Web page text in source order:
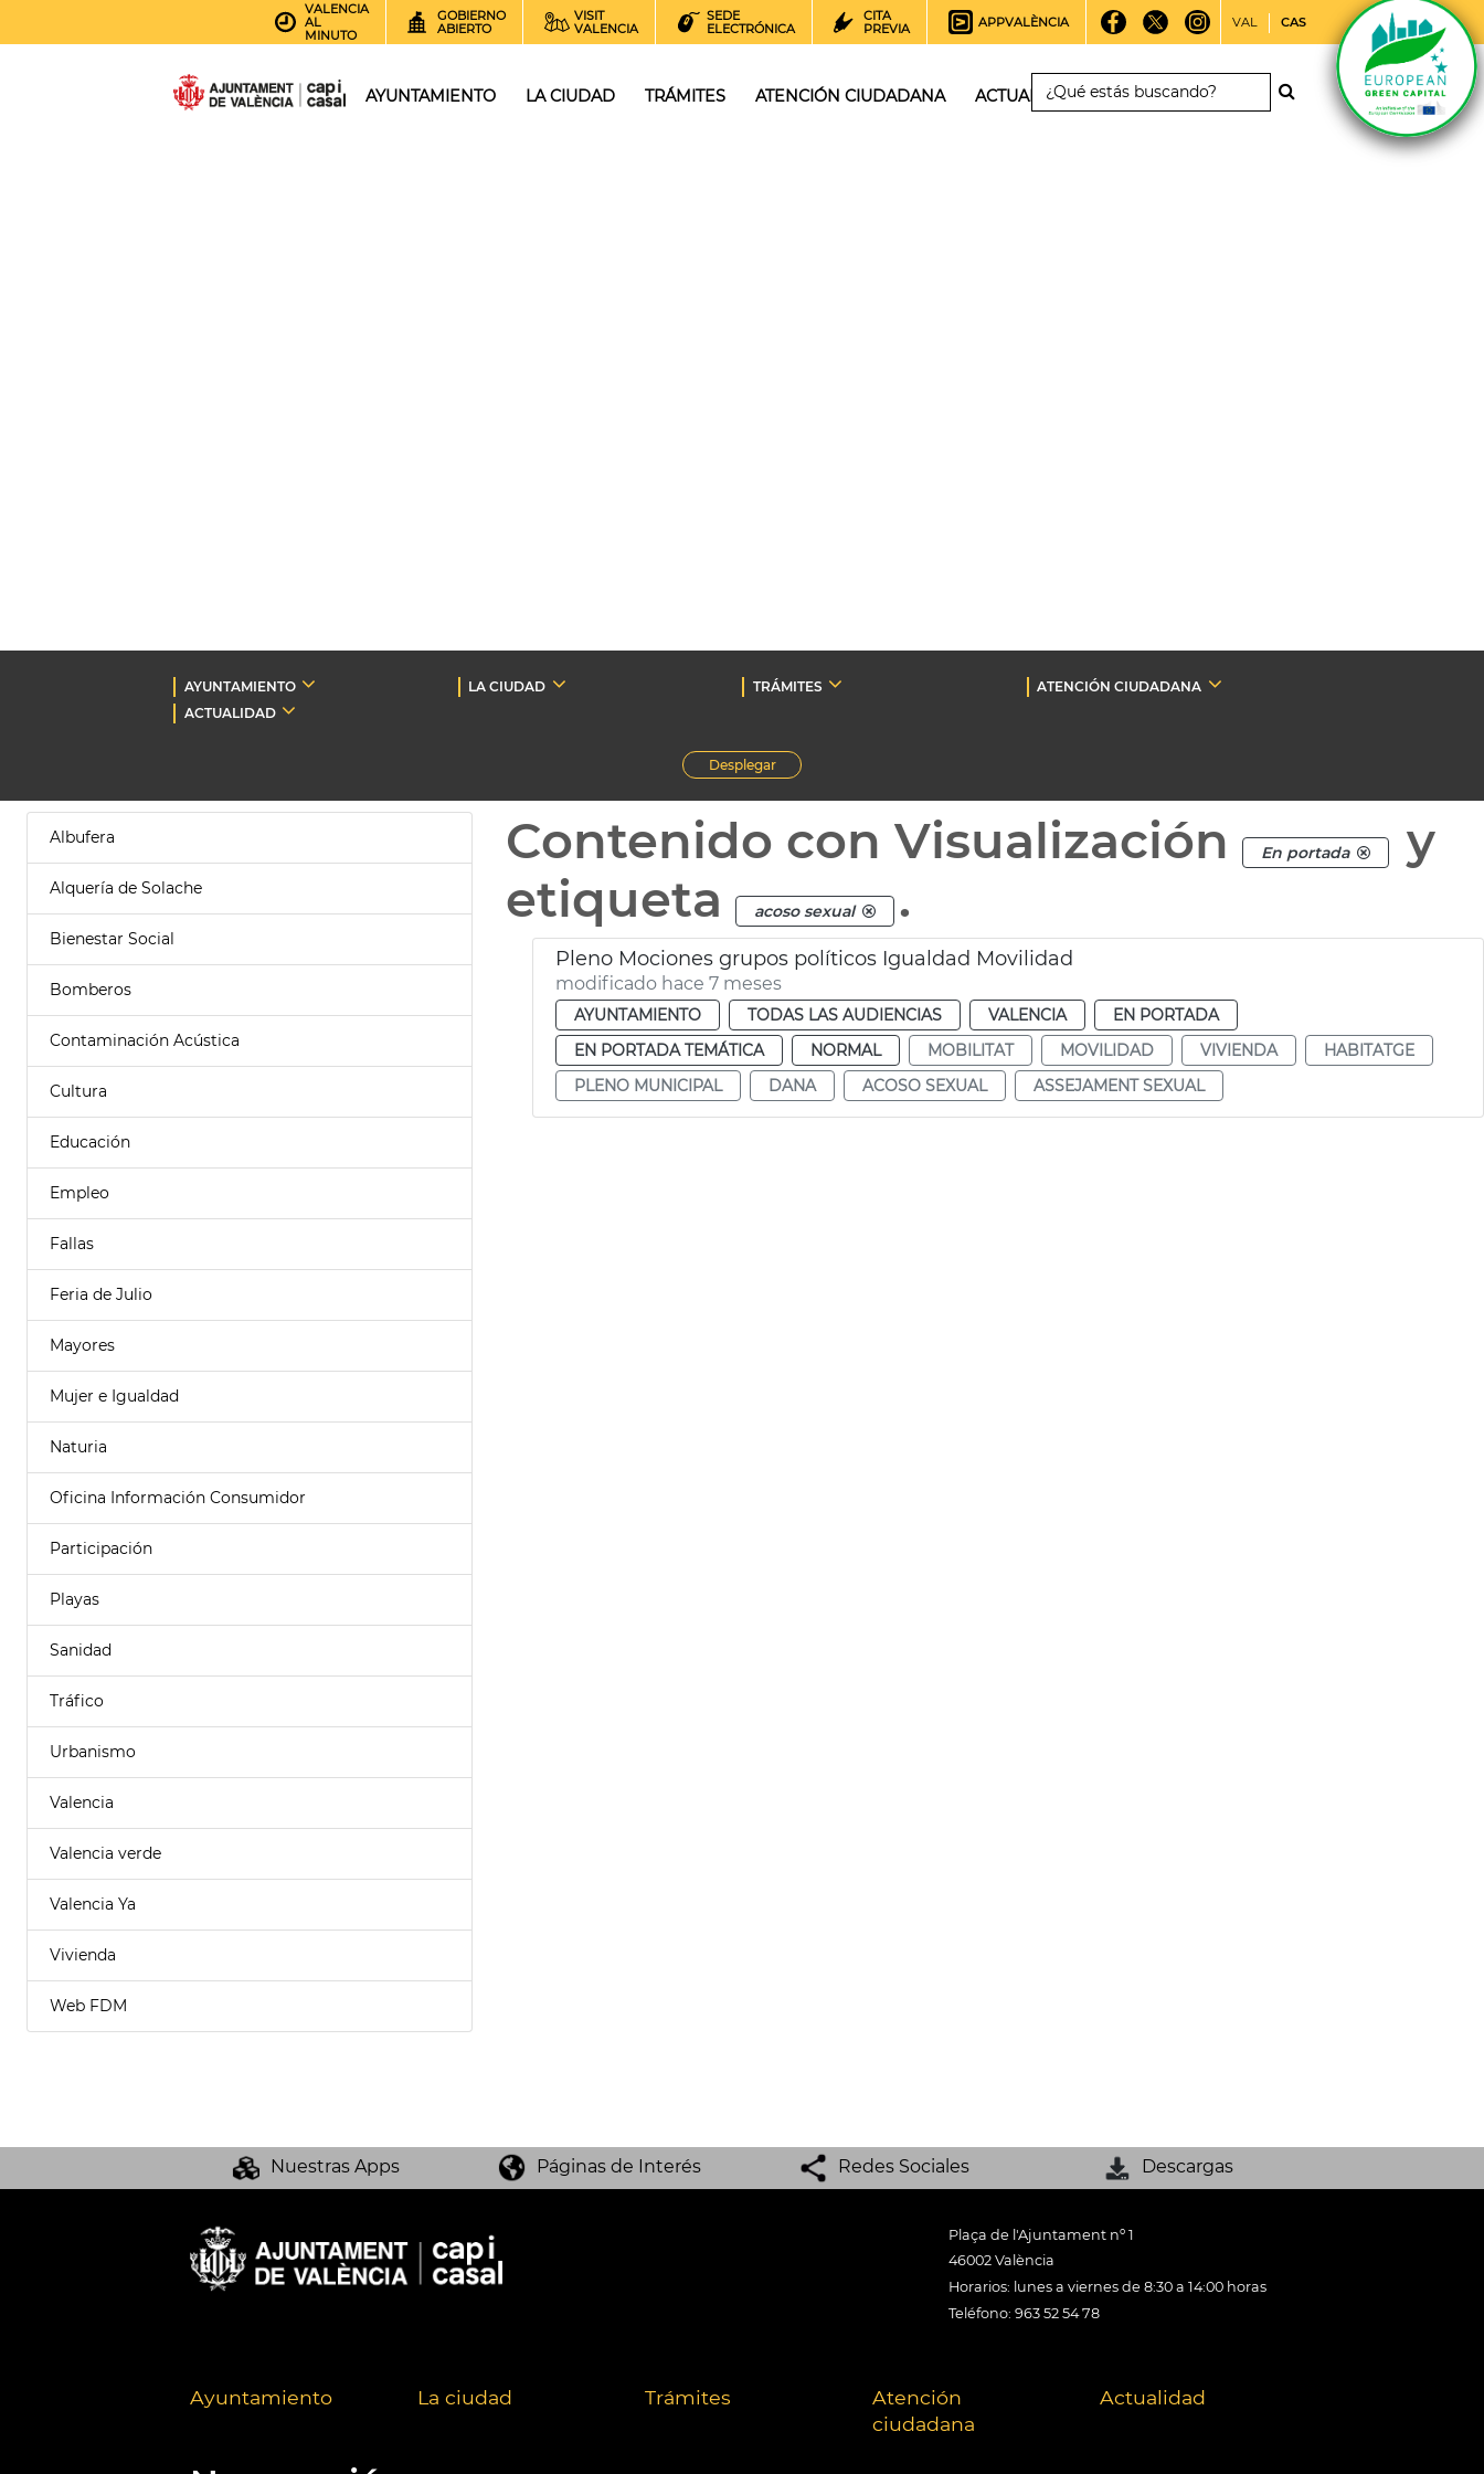
VALENCIA
AL
MINUTO
GOBIERNO
ABIERTO
VISIT
VALENCIA
SEDE
ELECTRÓNICA
CITA
PREVIA
APPVALÈNCIA VAL CAS
AYUNTAMIENTO LA CIUDAD TRÁMITES ATENCIÓN CIUDADANA ACTUALIDAD
AYUNTAMIENTO LA CIUDAD TRÁMITES
ATENCIÓN CIUDADANA
ACTUALIDAD
Desplegar
Albufera
Alquería de Solache
Bienestar Social
Bomberos
Contaminación Acústica
Cultura
Educación
Empleo
Fallas
Feria de Julio
Mayores
Mujer e Igualdad
Naturia
Oficina Información Consumidor
Participación
Playas
Sanidad
Tráfico
Urbanismo
Valencia
Valencia verde
Valencia Ya
Vivienda
Web FDM
Contenido con Visualización En portada
y
etiqueta
acoso sexual .
Pleno Mociones grupos políticos Igualdad Movilidad
modificado hace 7 meses
AYUNTAMIENTO TODAS LAS AUDIENCIAS VALENCIA
EN PORTADA
EN PORTADA TEMÁTICA
NORMAL MOBILITAT MOVILIDAD VIVIENDA
HABITATGE
PLENO MUNICIPAL
DANA ACOSO SEXUAL ASSEJAMENT SEXUAL
Nuestras Apps Páginas de Interés Redes Sociales Descargas
Plaça de l'Ajuntament nº 1
46002 València
Horarios: lunes a viernes de 8:30 a 14:00 horas
Teléfono: 963 52 54 78
Ayuntamiento La ciudad Trámites
Atención
ciudadana
Actualidad